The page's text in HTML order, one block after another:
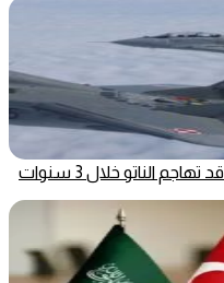
الناتو خلال 3 سنوات